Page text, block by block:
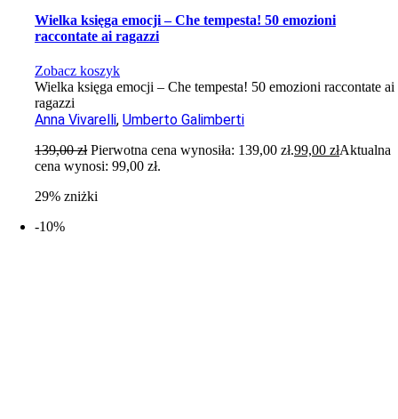
Wielka księga emocji – Che tempesta! 50 emozioni
raccontate ai ragazzi
Zobacz koszyk
Wielka księga emocji – Che tempesta! 50 emozioni raccontate ai
ragazzi
Anna Vivarelli,Umberto Galimberti
139,00zł Pierwotna cena wynosiła: 139,00 zł.99,00złAktualna
cena wynosi: 99,00 zł.
29% zniżki
-10%